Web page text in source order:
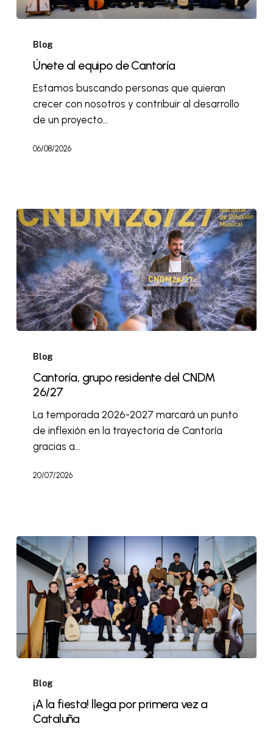
Blog
Únete al equipo de Cantoría
Estamos buscando personas que quieran
crecer con nosotros y contribuir al desarrollo
de un proyecto…
06/08/2026
Blog
Cantoría, grupo residente del CNDM
26/27
La temporada 2026-2027 marcará un punto
de inflexión en la trayectoria de Cantoría
gracias a…
20/07/2026
Blog
¡A la fiesta! llega por primera vez a
Cataluña